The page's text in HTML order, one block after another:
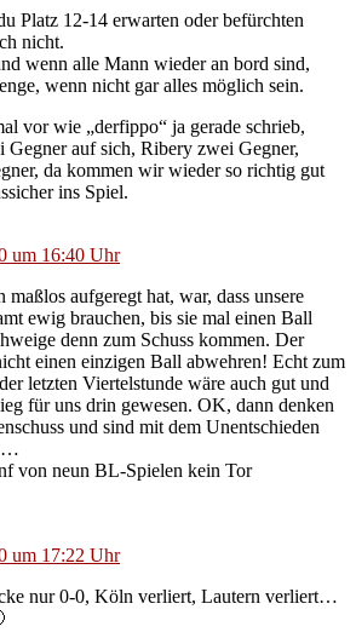
Platz 12-14 erwarten oder befürchten
nicht.
wenn alle Mann wieder an bord sind,
wenn nicht gar alles möglich sein.
vor wie „derfippo“ ja gerade schrieb,
auf sich, Ribery zwei Gegner,
da kommen wir wieder so richtig gut
ins Spiel.
um 16:40 Uhr
maßlos aufgeregt hat, war, dass unsere
ewig brauchen, bis sie mal einen Ball
denn zum Schuss kommen. Der
einen einzigen Ball abwehren! Echt zum
letzten Viertelstunde wäre auch gut und
für uns drin gewesen. OK, dann denken
und sind mit dem Unentschieden
von neun BL-Spielen kein Tor
um 17:22 Uhr
nur 0-0, Köln verliert, Lautern verliert…